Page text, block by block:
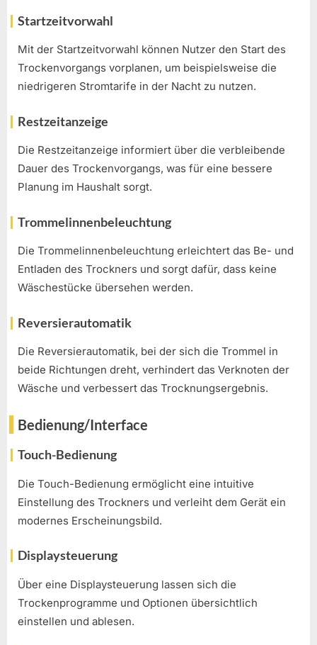
Startzeitvorwahl
Mit der Startzeitvorwahl können Nutzer den Start des
Trockenvorgangs vorplanen, um beispielsweise die
niedrigeren Stromtarife in der Nacht zu nutzen.
Restzeitanzeige
Die Restzeitanzeige informiert über die verbleibende
Dauer des Trockenvorgangs, was für eine bessere
Planung im Haushalt sorgt.
Trommelinnenbeleuchtung
Die Trommelinnenbeleuchtung erleichtert das Be- und
Entladen des Trockners und sorgt dafür, dass keine
Wäschestücke übersehen werden.
Reversierautomatik
Die Reversierautomatik, bei der sich die Trommel in
beide Richtungen dreht, verhindert das Verknoten der
Wäsche und verbessert das Trocknungsergebnis.
Bedienung/Interface
Touch-Bedienung
Die Touch-Bedienung ermöglicht eine intuitive
Einstellung des Trockners und verleiht dem Gerät ein
modernes Erscheinungsbild.
Displaysteuerung
Über eine Displaysteuerung lassen sich die
Trockenprogramme und Optionen übersichtlich
einstellen und ablesen.